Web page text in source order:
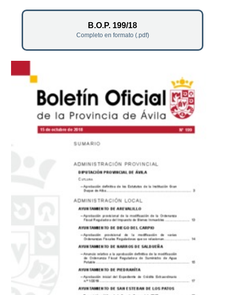
B.O.P. 199/18
Completo en formato (.pdf)